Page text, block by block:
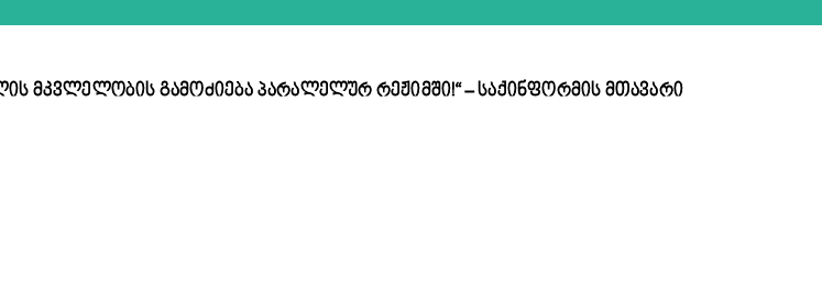
მკვლელობის გამოძიება პარალელურ რეჟიმში!“ – საქინფორმის მთავარი